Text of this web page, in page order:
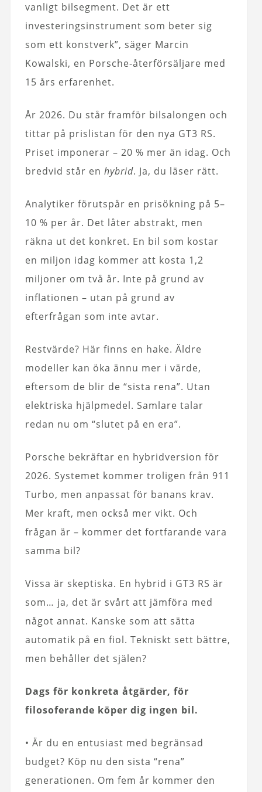
vanligt bilsegment. Det är ett
investeringsinstrument som beter sig
som ett konstverk”, säger Marcin
Kowalski, en Porsche-återförsäljare med
15 års erfarenhet.
År 2026. Du står framför bilsalongen och
tittar på prislistan för den nya GT3 RS.
Priset imponerar – 20 % mer än idag. Och
bredvid står en hybrid. Ja, du läser rätt.
Analytiker förutspår en prisökning på 5–
10 % per år. Det låter abstrakt, men
räkna ut det konkret. En bil som kostar
en miljon idag kommer att kosta 1,2
miljoner om två år. Inte på grund av
inflationen – utan på grund av
efterfrågan som inte avtar.
Restvärde? Här finns en hake. Äldre
modeller kan öka ännu mer i värde,
eftersom de blir de “sista rena”. Utan
elektriska hjälpmedel. Samlare talar
redan nu om “slutet på en era”.
Porsche bekräftar en hybridversion för
2026. Systemet kommer troligen från 911
Turbo, men anpassat för banans krav.
Mer kraft, men också mer vikt. Och
frågan är – kommer det fortfarande vara
samma bil?
Vissa är skeptiska. En hybrid i GT3 RS är
som… ja, det är svårt att jämföra med
något annat. Kanske som att sätta
automatik på en fiol. Tekniskt sett bättre,
men behåller det själen?
Dags för konkreta åtgärder, för
filosoferande köper dig ingen bil.
• Är du en entusiast med begränsad
budget? Köp nu den sista “rena”
generationen. Om fem år kommer den